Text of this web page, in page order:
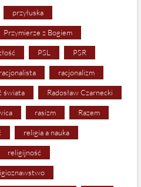
przyłuska
Przymierze z Bogiem
PSL PSR
racjonalista racjonalizm
świata Radosław Czarnecki
rasizm Razem
religia a nauka
religijność